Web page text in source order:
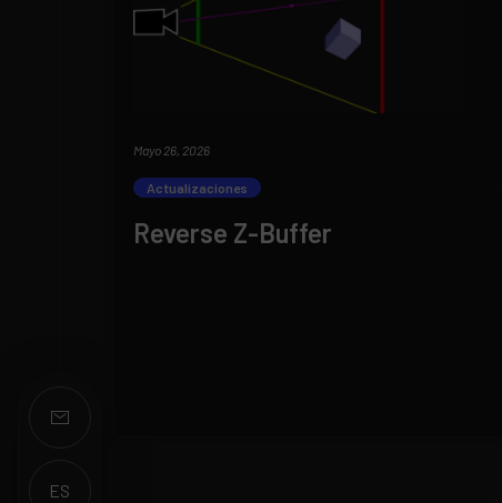
ES
Mayo 26, 2026
Actualizaciones
Reverse Z-Buffer